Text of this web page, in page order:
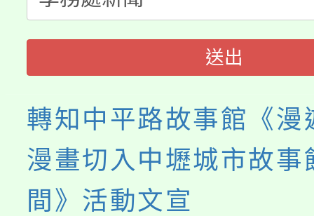
送出
轉知中平路故事館《漫
漫畫切入中壢城市故事
間》活動文宣